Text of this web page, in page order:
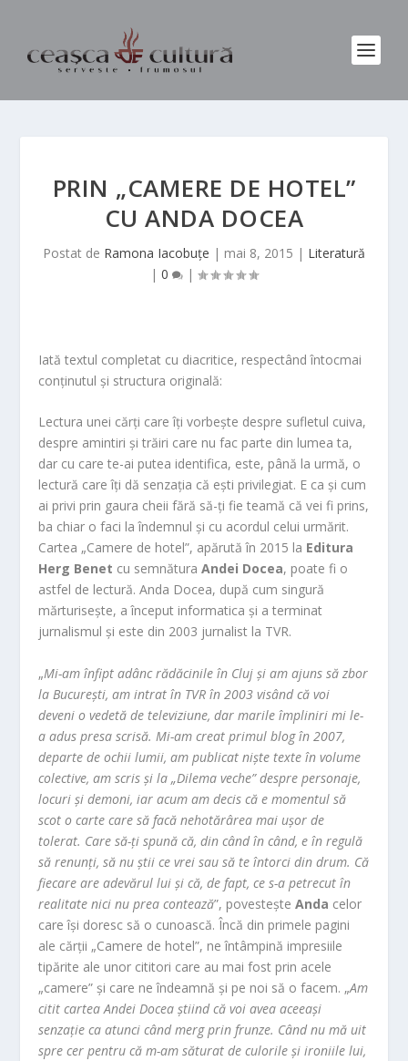
PRIN „CAMERE DE HOTEL”
CU ANDA DOCEA
Postat de Ramona Iacobuțe | mai 8, 2015 | Literatură
| 0 |
Iată textul completat cu diacritice, respectând întocmai
conținutul și structura originală:
Lectura unei cărți care îți vorbește despre sufletul cuiva,
despre amintiri și trăiri care nu fac parte din lumea ta,
dar cu care te-ai putea identifica, este, până la urmă, o
lectură care îți dă senzația că ești privilegiat. E ca și cum
ai privi prin gaura cheii fără să-ți fie teamă că vei fi prins,
ba chiar o faci la îndemnul și cu acordul celui urmărit.
Cartea „Camere de hotel”, apărută în 2015 la Editura
Herg Benet cu semnăturaAndei Docea, poate fi o
astfel de lectură. Anda Docea, după cum singură
mărturisește, a început informatica și a terminat
jurnalismul și este din 2003 jurnalist la TVR.
„Mi-am înfipt adânc rădăcinile în Cluj și am ajuns să zbor
la București, am intrat în TVR în 2003 visând că voi
deveni o vedetă de televiziune, dar marile împliniri mi le-
a adus presa scrisă. Mi-am creat primul blog în 2007,
departe de ochii lumii, am publicat niște texte în volume
colective, am scris și la „Dilema veche” despre personaje,
locuri și demoni, iar acum am decis că e momentul să
scot o carte care să facă nehotărârea mai ușor de
tolerat. Care să-ți spună că, din când în când, e în regulă
să renunți, să nu știi ce vrei sau să te întorci din drum. Că
fiecare are adevărul lui și că, de fapt, ce s-a petrecut în
realitate nici nu prea contează”, povesteșteAnda celor
care își doresc să o cunoască. Încă din primele pagini
ale cărții „Camere de hotel”, ne întâmpină impresiile
tipărite ale unor cititori care au mai fost prin acele
„camere” și care ne îndeamnă și pe noi să o facem. „Am
citit cartea Andei Docea știind că voi avea aceeași
senzație ca atunci când merg prin frunze. Când nu mă uit
spre cer pentru că m-am săturat de culorile și ironiile lui,